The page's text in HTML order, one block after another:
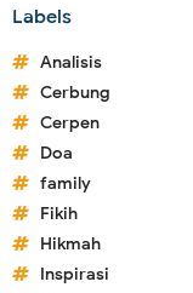
Labels
Analisis
Cerbung
Cerpen
Doa
family
Fikih
Hikmah
Inspirasi